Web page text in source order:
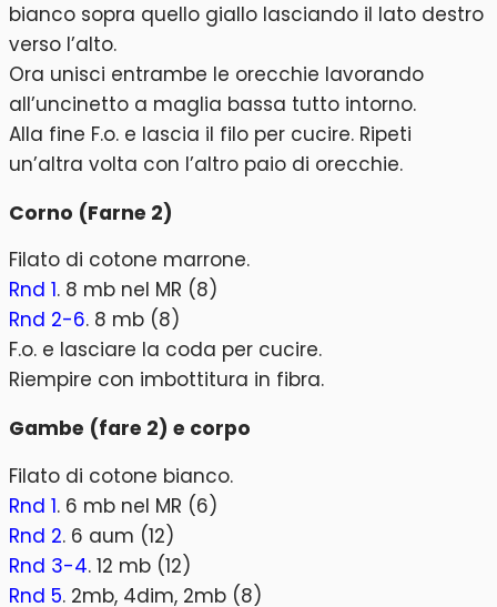
bianco sopra quello giallo lasciando il lato destro
verso l’alto.
Ora unisci entrambe le orecchie lavorando
all’uncinetto a maglia bassa tutto intorno.
Alla fine F.o. e lascia il filo per cucire. Ripeti
un’altra volta con l’altro paio di orecchie.
Corno (Farne 2)
Filato di cotone marrone.
Rnd 1. 8 mb nel MR (8)
Rnd 2-6. 8 mb (8)
F.o. e lasciare la coda per cucire.
Riempire con imbottitura in fibra.
Gambe (fare 2) e corpo
Filato di cotone bianco.
Rnd 1. 6 mb nel MR (6)
Rnd 2. 6 aum (12)
Rnd 3-4. 12 mb (12)
Rnd 5. 2mb, 4dim, 2mb (8)